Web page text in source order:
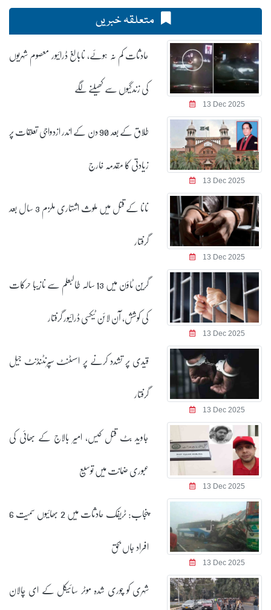
متعلقہ خبریں
13 Dec 2025
حادثات کم نہ ہوئے، نابالغ ڈرائیور معصوم شہریوں
کی زندگیوں سے کھیلنے لگے
13 Dec 2025
طلاق کے بعد 90 دن کے اندر ازدواجی تعلقات پر
زیادتی کا مقدمہ خارج
13 Dec 2025
نانا کے قتل میں ملوث اشتہاری ملزم 3 سال بعد
گرفتار
13 Dec 2025
گرین ٹاؤن میں 13 سالہ طالبعلم سے نازیبا حرکات
کی کوشش، آن لائن ٹیکسی ڈرائیور گرفتار
13 Dec 2025
قیدی پر تشدد کرنے پر اسسٹنٹ سپرنٹنڈنٹ جیل
گرفتار
13 Dec 2025
جاوید بٹ قتل کیس، امیر بالاج کے بھائی کی
عبوری ضمانت میں توسیع
13 Dec 2025
پنجاب: ٹریفک حادثات میں 2 بھائیوں سمیت 6
افراد جاں بحق
شہری کو چوری شدہ موٹر سائیکل کے ای چالان